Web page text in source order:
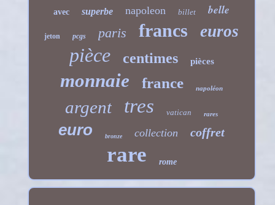
avec superbe napoleon billet belle
jeton pcgs paris francs euros
pièce centimes pièces
monnaie france napoléon
argent tres vatican rares
euro bronze collection coffret
rare rome